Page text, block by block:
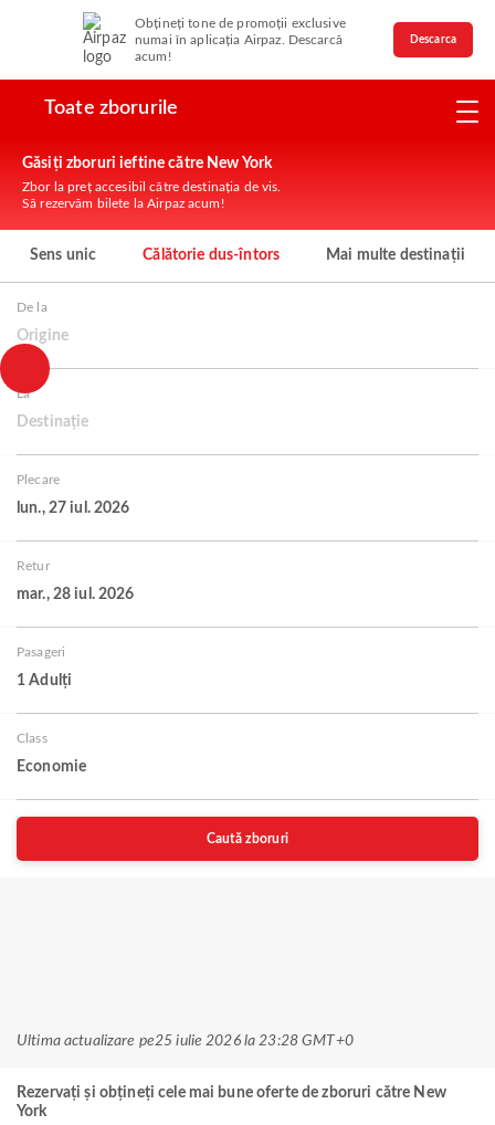
Obțineți tone de promoții exclusive
numai în aplicația Airpaz. Descarcă
acum!
Descarca
Toate zborurile
Găsiți zboruri ieftine către New York
Zbor la preț accesibil către destinația de vis.
Să rezervăm bilete la Airpaz acum!
Sens unic Călătorie dus-întors Mai multe destinații
De la
Origine
La
Destinație
Plecare
lun., 27 iul. 2026
Retur
mar., 28 iul. 2026
Pasageri
1 Adulți
Class
Economie
Caută zboruri
Ultima actualizare pe25 iulie 2026 la 23:28 GMT+0
Rezervați și obțineți cele mai bune oferte de zboruri către New
York